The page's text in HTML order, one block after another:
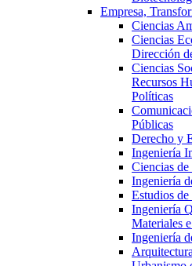
Empresa,
Ciencias
Ciencias
Dirección
Ciencias
Recursos
Políticas
Públicas
Derecho y
Ingeniería
Ciencias de
Ingeniería
Estudios
Ingeniería
Materiales
Ingeniería